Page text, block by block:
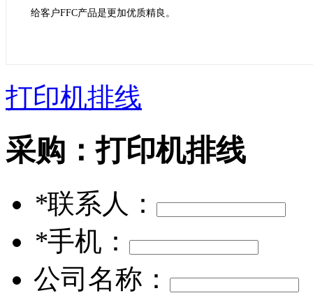
给客户FFC产品是更加优质精良。
打印机排线
采购：打印机排线
*联系人：
*手机：
公司名称：